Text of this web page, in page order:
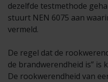
dezelfde testmethode
stuurt NEN 6075 aan
vermeld.
De regel dat de
de brandwerendheid is” is
De rookwerendheid van